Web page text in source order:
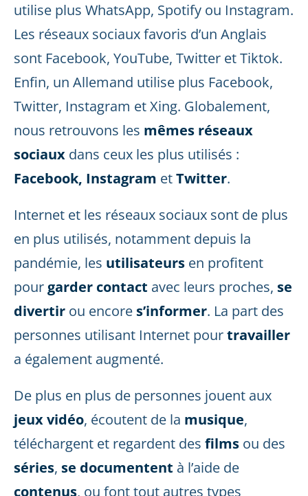
utilise plus WhatsApp, Spotify ou Instagram.
Les réseaux sociaux favoris d’un Anglais
sont Facebook, YouTube, Twitter et Tiktok.
Enfin, un Allemand utilise plus Facebook,
Twitter, Instagram et Xing. Globalement,
nous retrouvons les mêmes réseaux
sociaux dans ceux les plus utilisés :
Facebook, Instagram etTwitter.
Internet et les réseaux sociaux sont de plus
en plus utilisés, notamment depuis la
pandémie, les utilisateurs en profitent
pour garder contact avec leurs proches, se
divertir ou encore s’informer. La part des
personnes utilisant Internet pourtravailler
a également augmenté.
De plus en plus de personnes jouent aux
jeux vidéo, écoutent de la musique,
téléchargent et regardent des films ou des
séries, se documentent à l’aide de
contenus, ou font tout autres types